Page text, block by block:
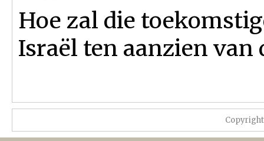
Hoe zal die
Israël ten aanzien van